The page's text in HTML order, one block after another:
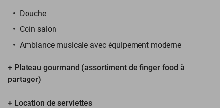
Douche
Coin salon
Ambiance musicale avec équipement moderne
+ Plateau gourmand (assortiment de finger food à
partager)
+ Location de serviettes